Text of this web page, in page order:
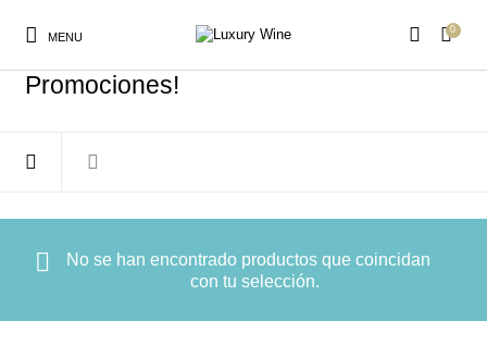
MENU
0
Productos Nuevos Promociones!
Rosado Espumosos Regalos
Inicio / Tienda
Promociones!
No se han encontrado productos que coincidan
con tu selección.